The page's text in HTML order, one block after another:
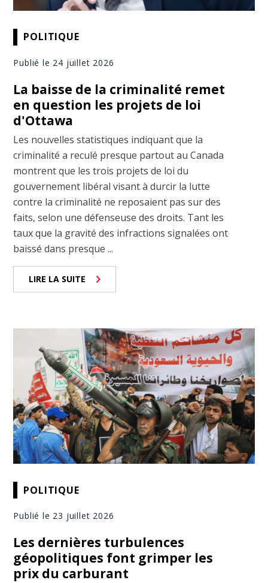
POLITIQUE
Publié le 24 juillet 2026
La baisse de la criminalité remet
en question les projets de loi
d'Ottawa
Les nouvelles statistiques indiquant que la
criminalité a reculé presque partout au Canada
montrent que les trois projets de loi du
gouvernement libéral visant à durcir la lutte
contre la criminalité ne reposaient pas sur des
faits, selon une défenseuse des droits. Tant les
taux que la gravité des infractions signalées ont
baissé dans presque ...
LIRE LA SUITE
POLITIQUE
Publié le 23 juillet 2026
Les dernières turbulences
géopolitiques font grimper les
prix du carburant